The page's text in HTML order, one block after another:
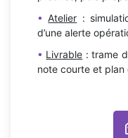
Atelier :
d’une alerte
Livrable : trame
note courte et plan